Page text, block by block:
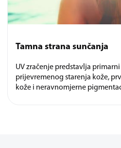
Tamna strana sunčanja
UV zračenje predstavlja
prijevremenog starenja kože,
kože i neravnomjerne